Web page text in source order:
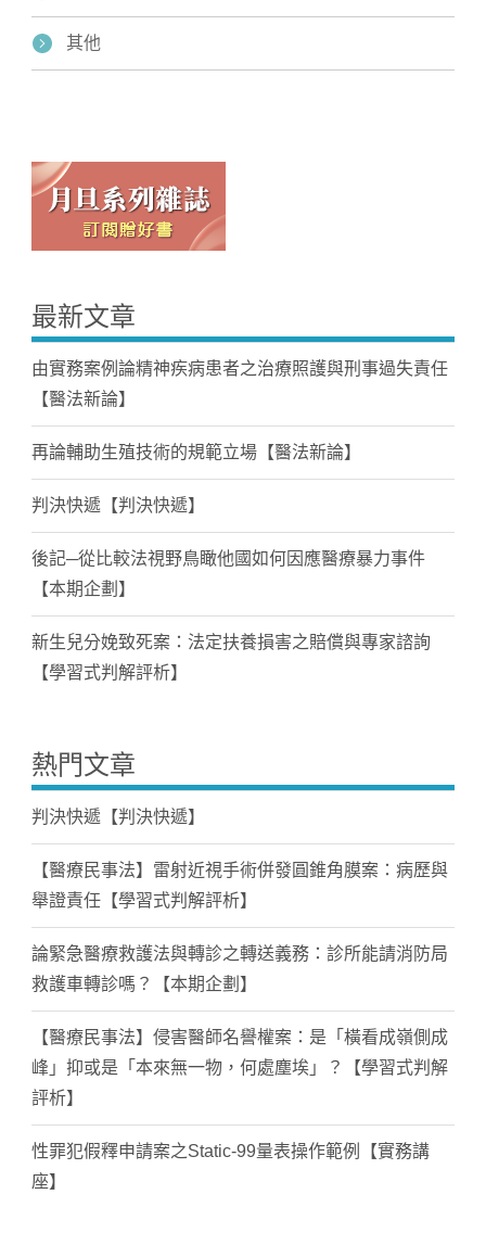
其他
最新文章
由實務案例論精神疾病患者之治療照護與刑事過失責任
【醫法新論】
再論輔助生殖技術的規範立場【醫法新論】
判決快遞【判決快遞】
後記─從比較法視野鳥瞰他國如何因應醫療暴力事件
【本期企劃】
新生兒分娩致死案：法定扶養損害之賠償與專家諮詢
【學習式判解評析】
熱門文章
判決快遞【判決快遞】
【醫療民事法】雷射近視手術併發圓錐角膜案：病歷與
舉證責任【學習式判解評析】
論緊急醫療救護法與轉診之轉送義務：診所能請消防局
救護車轉診嗎？【本期企劃】
【醫療民事法】侵害醫師名譽權案：是「橫看成嶺側成
峰」抑或是「本來無一物，何處塵埃」？【學習式判解
評析】
性罪犯假釋申請案之Static-99量表操作範例【實務講
座】